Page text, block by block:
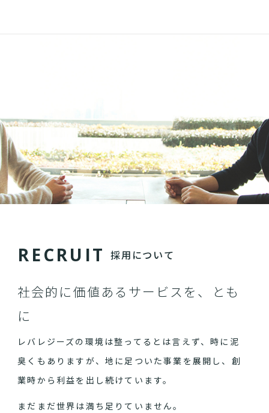
RECRU IT 採用について
社会的に価値あるサービスを、とも
に
レバレジーズの環境は整ってるとは言えず、時に泥
臭くもありますが、地に足ついた事業を展開し、創
業時から利益を出し続けています。
まだまだ世界は満ち足りていません。